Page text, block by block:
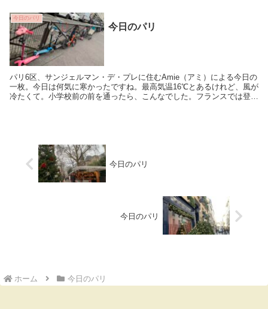
今日のパリ
今日のパリ
パリ6区、サンジェルマン・デ・プレに住むAmie（アミ）による今日の
一枚。今日は何気に寒かったですね。最高気温16℃とあるけれど、風が
冷たくて。小学校前の前を通ったら、こんなでした。フランスでは登下
今日のパリ
今日のパリ
ホーム 今日のパリ